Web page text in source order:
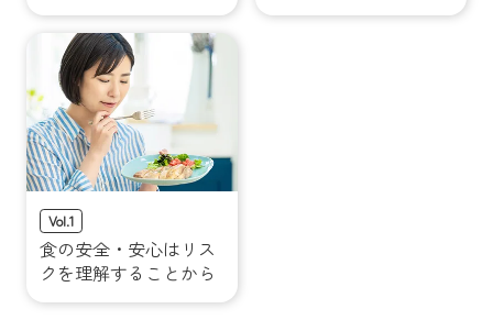
Vol.1
食の安全・安心はリス
クを理解することから